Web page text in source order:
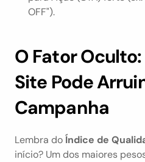
OFF").
O Fator Oculto:
Site Pode
Campanha
Lembra do Índice de
início? Um dos maiores